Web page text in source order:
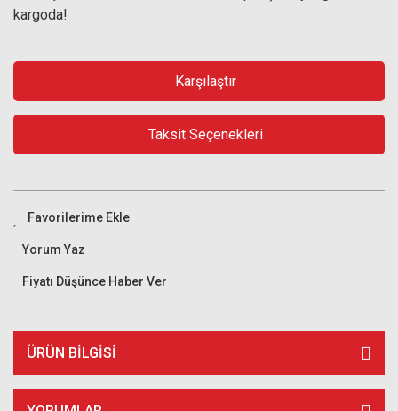
kargoda!
Karşılaştır
Taksit Seçenekleri
Yorum Yaz
Fiyatı Düşünce Haber Ver
ÜRÜN BILGISI